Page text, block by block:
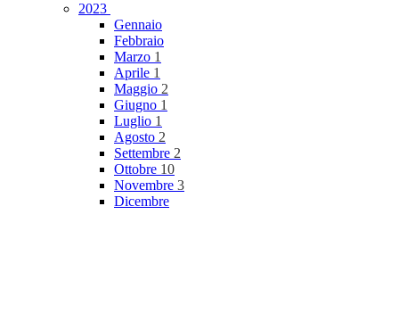
2023
Gennaio
Febbraio
Marzo 1
Aprile 1
Maggio 2
Giugno 1
Luglio 1
Agosto 2
Settembre 2
Ottobre 10
Novembre 3
Dicembre